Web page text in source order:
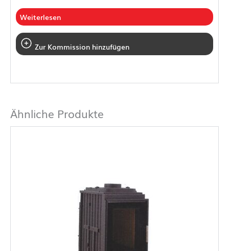
Weiterlesen
Zur Kommission hinzufügen
Ähnliche Produkte